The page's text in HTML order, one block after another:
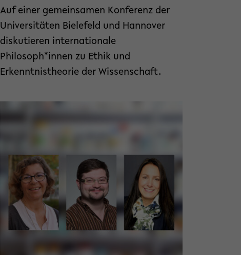
Auf einer gemeinsamen Konferenz der
Universitäten Bielefeld und Hannover
diskutieren internationale
Philosoph*innen zu Ethik und
Erkenntnistheorie der Wissenschaft.